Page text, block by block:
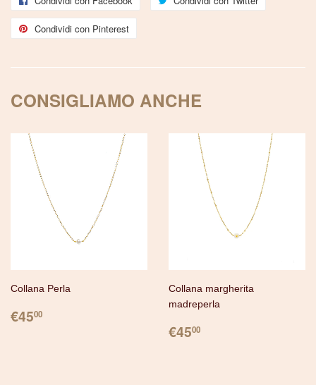
Condividi con Pinterest
Pinterest
CONSIGLIAMO ANCHE
Collana Perla
PREZZO
€4500
Collana margherita
madreperla
PREZZO
€4500